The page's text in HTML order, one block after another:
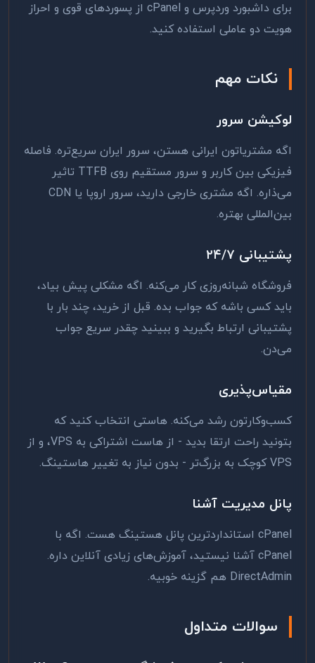
برای داشبورد وردپرس و cPanel از پسوردهای قوی و احراز
هویت دو عاملی استفاده کنید.
نکات مهم
لوکیشن سرور
اگه مشتریاتون ایرانی هستن، سرور ایران سریع‌تره. فاصله
فیزیکی بین کاربر و سرور مستقیم روی TTFB تاثیر
می‌ذاره. اگه مشتری خارجی دارید، سرور اروپا یا CDN
بین‌المللی بهتره.
پشتیبانی ۲۴/۷
فروشگاه شبانه‌روزی کار می‌کنه. اگه مشکلی پیش بیاد،
باید کسی باشه که جواب بده. قبل از خرید، چند بار با
پشتیبانی ارتباط بگیرید و ببینید چقدر سریع جواب
می‌دن.
مقیاس‌پذیری
کسب‌وکارتون رشد می‌کنه. هاستی انتخاب کنید که
بتونید راحت ارتقا بدید - از هاست اشتراکی به VPS، و از
VPS کوچک به بزرگ‌تر - بدون نیاز به تغییر هاستینگ.
پانل مدیریت آشنا
cPanel استانداردترین پانل هستینگ هست. اگه با
cPanel آشنا نیستید، آموزش‌های زیادی آنلاین داره.
DirectAdmin هم گزینه خوبیه.
سوالات متداول